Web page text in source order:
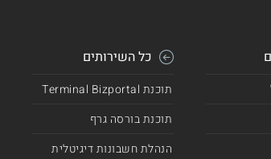
כל השירותים
תוכנת Terminal Bizportal
תוכנת בורסה גרף
הנהלת חשבונות דיגיטלית